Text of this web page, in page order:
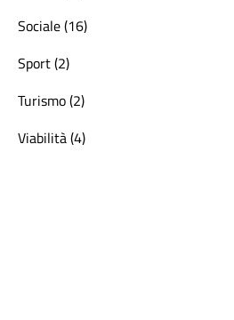
Sociale (16)
Sport (2)
Turismo (2)
Viabilità (4)